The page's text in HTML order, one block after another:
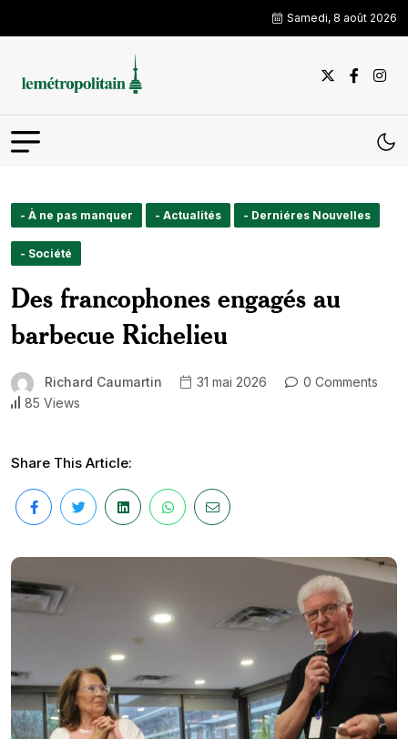
Samedi, 8 août 2026
- À ne pas manquer - Actualités - Derniéres Nouvelles
- Société
Des francophones engagés au
barbecue Richelieu
Richard Caumartin 31 mai 2026
0 Comments
85 Views
Share This Article: